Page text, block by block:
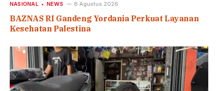
NASIONAL NEWS 8 Agustus 2026
BAZNAS RI Gandeng Yordania Perkuat Layanan
Kesehatan Palestina